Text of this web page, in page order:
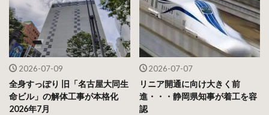
2026-07-09
全身すっぽり 旧「名古屋大同生
命ビル」の解体工事が本格化
2026年7月
2026-07-07
リニア開通に向け大きく前
進・・・静岡県知事が着工を容
認